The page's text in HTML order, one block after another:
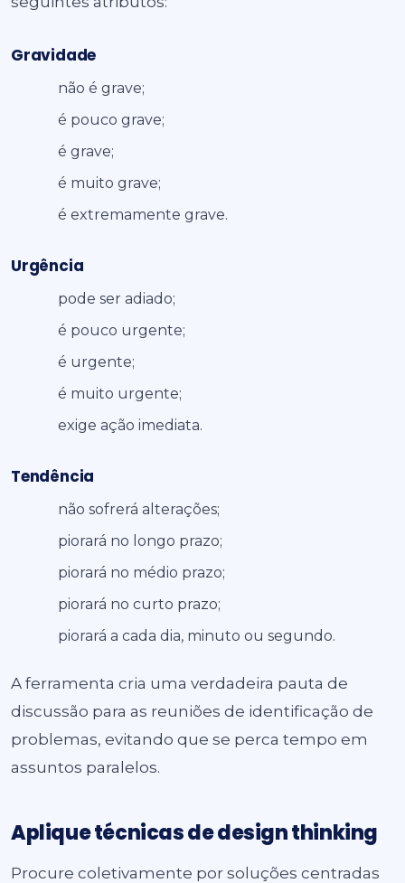
Gravidade
não é grave;
é pouco grave;
é grave;
é muito grave;
é extremamente grave.
Urgência
pode ser adiado;
é pouco urgente;
é urgente;
é muito urgente;
exige ação imediata.
Tendência
não sofrerá alterações;
piorará no longo prazo;
piorará no médio prazo;
piorará no curto prazo;
piorará a cada dia, minuto ou segundo.
A ferramenta cria uma verdadeira pauta de
discussão para as reuniões de identificação de
problemas, evitando que se perca tempo em
assuntos paralelos.
Aplique técnicas de design thinking
Procure coletivamente por soluções centradas